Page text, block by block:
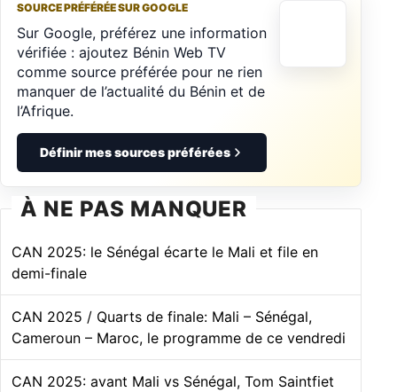
SOURCE PRÉFÉRÉE SUR GOOGLE
Sur Google, préférez une information
vérifiée : ajoutez Bénin Web TV
comme source préférée pour ne rien
manquer de l’actualité du Bénin et de
l’Afrique.
Définir mes sources préférées
À NE PAS MANQUER
CAN 2025: le Sénégal écarte le Mali et file en
demi-finale
CAN 2025 / Quarts de finale: Mali – Sénégal,
Cameroun – Maroc, le programme de ce vendredi
CAN 2025: avant Mali vs Sénégal, Tom Saintfiet